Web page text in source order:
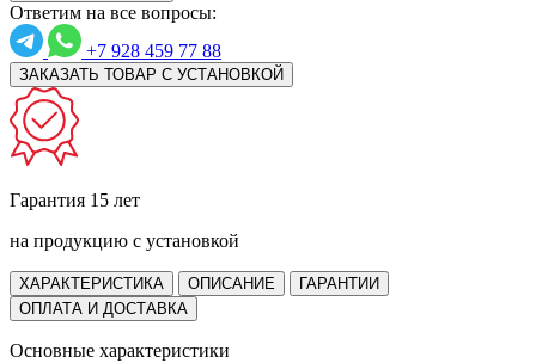
Ответим на все вопросы:
+7 928 459 77 88
ЗАКАЗАТЬ ТОВАР С УСТАНОВКОЙ
Гарантия 15 лет
на продукцию с установкой
ХАРАКТЕРИСТИКА ОПИСАНИЕ
ГАРАНТИИ
ОПЛАТА И ДОСТАВКА
Основные характеристики